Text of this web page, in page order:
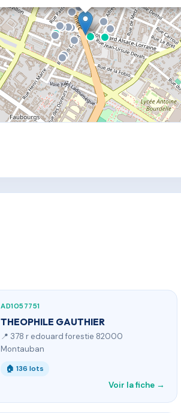
AD1057751
THEOPHILE GAUTHIER
📍 378 r edouard forestie 82000
Montauban
🏠 136 lots
Voir la fiche →